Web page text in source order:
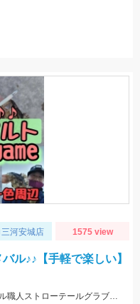
河安城店 1575 view
ル♪♪【手軽で楽しい】
タケノコメバルをGET♪ヒットルアーはメバル職人ストローテールグラブとテトラワークスユラメキ☆